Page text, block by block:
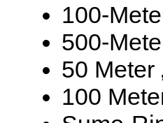
100-
500-
50 Meter
100